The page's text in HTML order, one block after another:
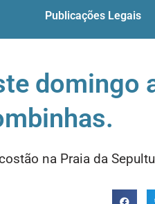
Publicações Legais
domingo
na Praia da